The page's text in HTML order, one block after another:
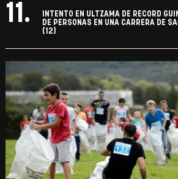
11.
INTENTO EN ULTZAMA DE RECORD
DE PERSONAS EN UNA CARRERA DE
(12)